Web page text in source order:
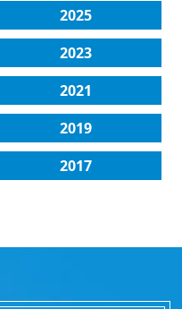
2025
2023
2021
2019
2017